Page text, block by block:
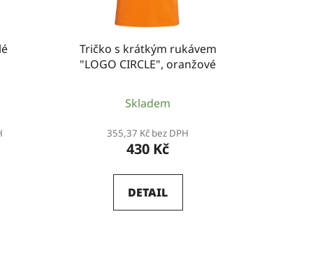
k
t
Tričko s krátkým rukávem
"LOGO CIRCLE", oranžové
Skladem
355,37 Kč bez DPH
430 Kč
DETAIL